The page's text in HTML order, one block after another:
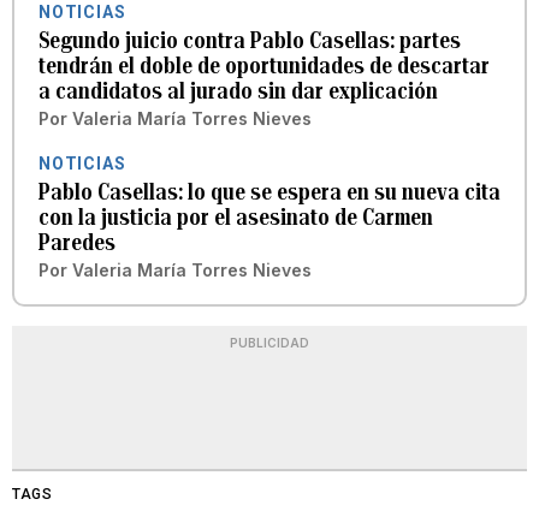
NOTICIAS
Segundo juicio contra Pablo Casellas: partes
tendrán el doble de oportunidades de descartar
a candidatos al jurado sin dar explicación
Por Valeria María Torres Nieves
NOTICIAS
Pablo Casellas: lo que se espera en su nueva cita
con la justicia por el asesinato de Carmen
Paredes
Por Valeria María Torres Nieves
PUBLICIDAD
TAGS